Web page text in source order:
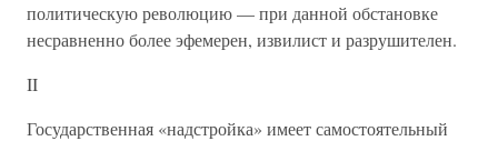
политическую революцию — при данной обстановке
несравненно более эфемерен, извилист и разрушителен.
II
Государственная «надстройка» имеет самостоятельный